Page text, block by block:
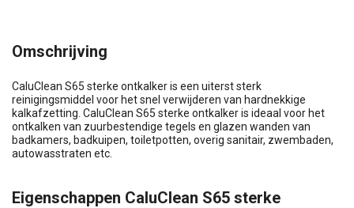
Omschrijving
CaluClean S65 sterke ontkalker is een uiterst sterk
reinigingsmiddel voor het snel verwijderen van hardnekkige
kalkafzetting. CaluClean S65 sterke ontkalker is ideaal voor het
ontkalken van zuurbestendige tegels en glazen wanden van
badkamers, badkuipen, toiletpotten, overig sanitair, zwembaden,
autowasstraten etc.
Eigenschappen CaluClean S65 sterke